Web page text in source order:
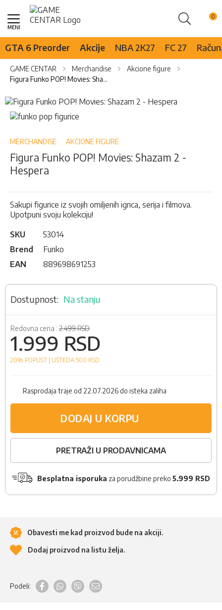
Pretraži
Skip
Content
GTA 6 Preorder Akcije NBA 2K27 FC 27
GAME CENTAR Merchandise
Akcione figure
Figura Funko POP! Movies: Shazam 2 - Hespera
Skip
to
the
of
images
gallery
Skip
to
beginning
the
images
MERCHANDISE AKCIONE FIGURE
Figura Funko POP! Movies: Shazam 2 -
Hespera
Sakupi figurice iz svojih omiljenih igrica, serija i filmova.
Upotpuni svoju kolekciju!
SKU
53014
Brend
Funko
EAN
889698691253
Na stanju
Redovna cena : 2.499 RSD
1.999 RSD
20% POPUST | UŠTEDA 500 RSD
Rasprodaja traje od 22.07.2026 do isteka zaliha
DODAJ U KORPU
PRETRAŽI U PRODAVNICAMA
Besplatna isporuka za porudžbine preko 5.999 RSD
Obavesti me kad proizvod bude na akciji.
Dodaj proizvod na listu želja.
Podeli: